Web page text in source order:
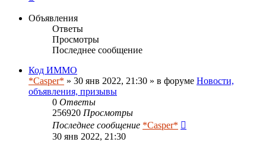
Объявления
Ответы
Просмотры
Последнее сообщение
Код ИММО
*Casper* » 30 янв 2022, 21:30 » в форуме Новости,
объявления, призывы
0 Ответы
256920 Просмотры
Последнее сообщение *Casper*
30 янв 2022, 21:30